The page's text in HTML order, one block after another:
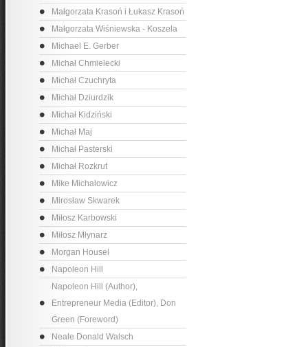
Małgorzata Krasoń i Łukasz Krasoń
Małgorzata Wiśniewska - Koszela
Michael E. Gerber
Michał Chmielecki
Michał Czuchryta
Michał Dziurdzik
Michał Kidziński
Michał Maj
Michał Pasterski
Michał Rozkrut
Mike Michalowicz
Mirosław Skwarek
Miłosz Karbowski
Miłosz Młynarz
Morgan Housel
Napoleon Hill
Napoleon Hill (Author),
Entrepreneur Media (Editor), Don
Green (Foreword)
Neale Donald Walsch